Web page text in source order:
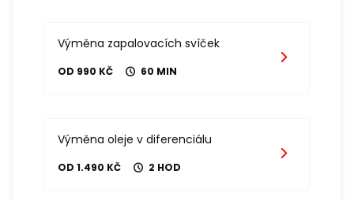
Výměna zapalovacích svíček
OD 990 KČ 60 MIN
Výměna oleje v diferenciálu
OD 1.490 KČ 2 HOD